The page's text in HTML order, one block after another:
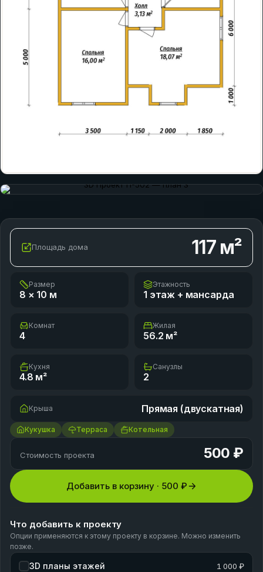
Площадь дома 117м²
Размер
8 × 10 м
Этажность
1 этаж + мансарда
Комнат
4
Жилая
56.2 м²
Кухня
4.8 м²
Санузлы
2
Крыша Прямая (двускатная)
Кукушка Терраса Котельная
Стоимость проекта 500 ₽
Добавить в корзину · 500 ₽
Что добавить к проекту
Опции применяются к этому проекту в корзине. Можно изменить
позже.
3D планы этажей 1 000 ₽